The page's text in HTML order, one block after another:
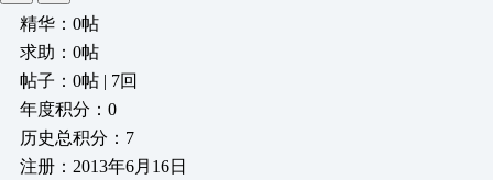
精华：0帖
求助：0帖
帖子：0帖 | 7回
年度积分：0
历史总积分：7
注册：2013年6月16日